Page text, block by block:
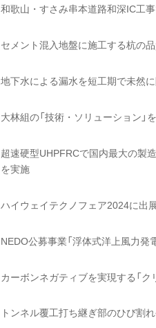
和歌山・すさみ串本道路和深IC工事
セメント混入地盤に施工する杭の
地下水による漏水を短工期で未然
大林組の「技術・ソリューション」
超速硬型UHPFRCで国内最大の製
を実施
ハイウェイテクノフェア2024に出
NEDO公募事業「浮体式洋上風力
カーボンネガティブを実現する「
トンネル覆工打ち継ぎ部のひび割